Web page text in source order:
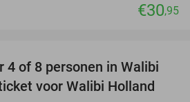
€30,95
20%
4 of 8 personen in Walibi
voor Walibi Holland